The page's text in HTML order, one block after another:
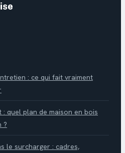
: ce qui fait vraiment
: quel plan de maison en bois
?
le surcharger : cadres,